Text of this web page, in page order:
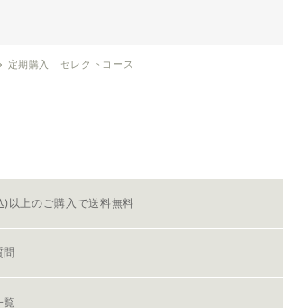
定期購入 セレクトコース
以上のご購入で送料無料
問
覧